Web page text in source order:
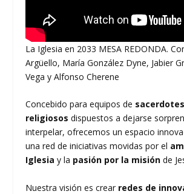
La Iglesia en 2033 MESA REDONDA.
Argüello, María González Dyne, Jabier
Vega y Alfonso Cherene
Concebido para equipos de
religiosos dispuestos a dejarse
interpelar, ofrecemos un espacio
una red de iniciativas movidas por el
Iglesia y la pasión por la misión de
Nuestra visión es crear redes de